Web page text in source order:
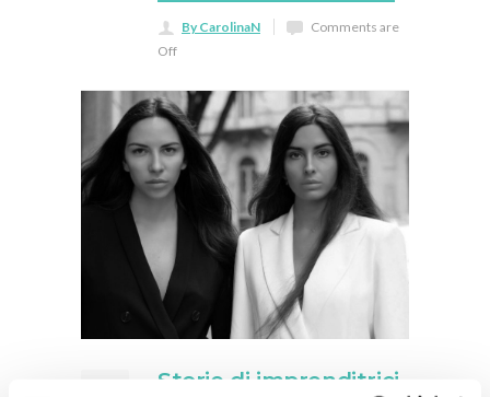
By CarolinaN
Comments are
Off
Storie di imprenditrici